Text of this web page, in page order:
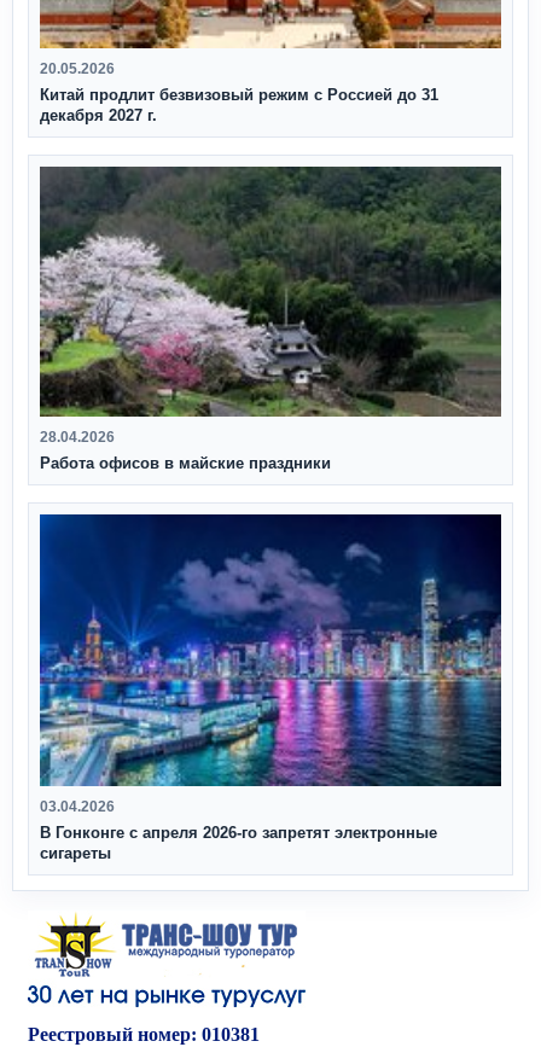
20.05.2026
Китай продлит безвизовый режим с Россией до 31
декабря 2027 г.
28.04.2026
Работа офисов в майские праздники
03.04.2026
В Гонконге с апреля 2026‑го запретят электронные
сигареты
Реестровый номер: 010381